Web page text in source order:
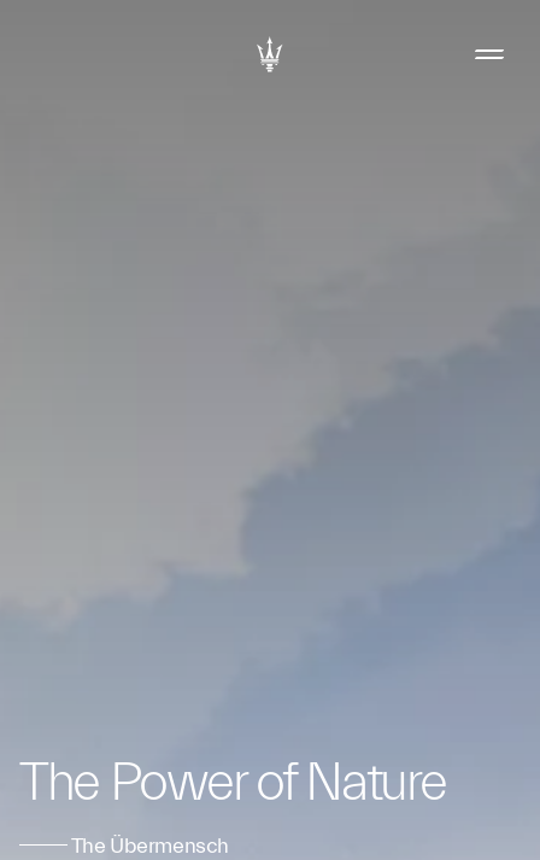
The Power of Nature
The Übermensch